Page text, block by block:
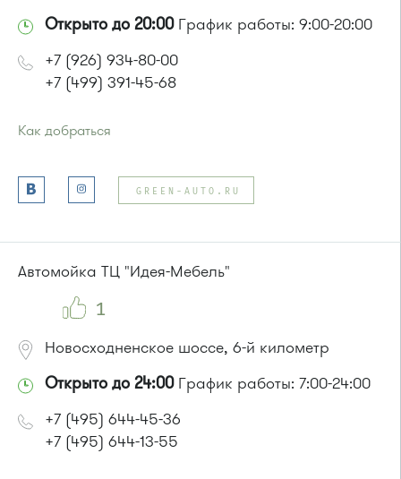
Открыто до 20:00График работы: 9:00-20:00
+7 (926) 934-80-00
+7 (499) 391-45-68
Как добраться
Автобусы № 3, 7, 13, 30
или до остановки"Западная":
GREEN-AUTO.RU
Aвтомойка ТЦ "Идея-Мебель"
1
Новосходненское шоссе, 6-й километр
Открыто до 24:00График работы: 7:00-24:00
+7 (495) 644-45-36
+7 (495) 644-13-55